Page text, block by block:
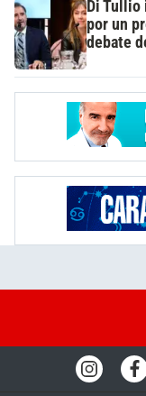
Di Tullio
por un
debate